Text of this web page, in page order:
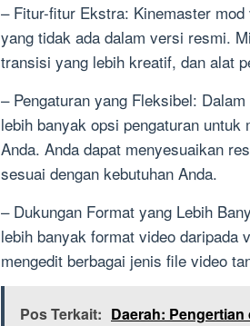
– Fitur-fitur Ekstra: Kinemaster
yang tidak ada dalam versi resmi.
transisi yang lebih kreatif, dan alat
– Pengaturan yang Fleksibel:
lebih banyak opsi pengaturan
Anda. Anda dapat menyesuaikan
sesuai dengan kebutuhan Anda.
– Dukungan Format yang Lebih
lebih banyak format video daripada
mengedit berbagai jenis file video
Pos Terkait: Daerah: